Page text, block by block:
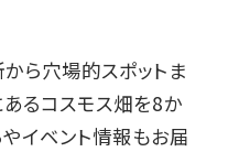
ら穴場的スポットま
るコスモス畑を8か
イベント情報もお届